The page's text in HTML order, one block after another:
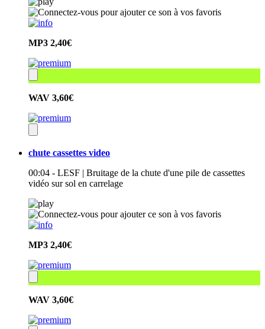
MP3 2,40€
WAV 3,60€
chute cassettes video
00:04 - LESF | Bruitage de la chute d'une pile de cassettes
vidéo sur sol en carrelage
MP3 2,40€
WAV 3,60€